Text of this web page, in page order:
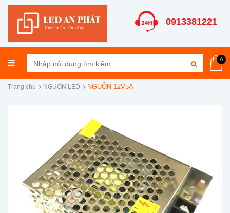
0913381221
0
Trang chủ NGUỒN LED NGUỒN 12V5A